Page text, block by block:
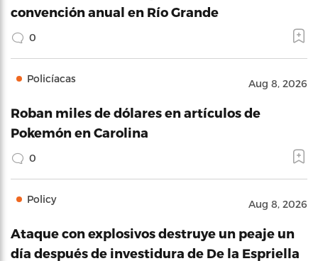
convención anual en Río Grande
0
Policíacas Aug 8, 2026
Roban miles de dólares en artículos de
Pokemón en Carolina
0
Policy Aug 8, 2026
Ataque con explosivos destruye un peaje un
día después de investidura de De la Espriella